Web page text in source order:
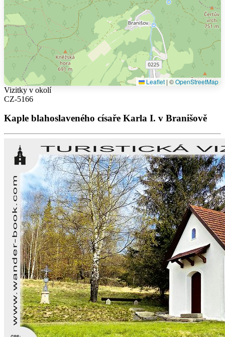
Leaflet | ©OpenStreetMap
Vizitky v okolí
CZ-5166
Kaple blahoslaveného císaře Karla I. v Branišově